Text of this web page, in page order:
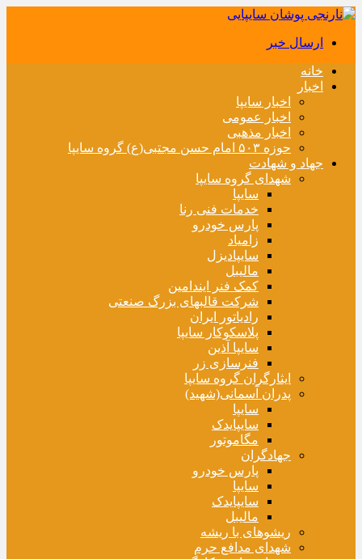
ارسال خبر
خانه
اخبار
اخبار سایپا
اخبار عمومی
اخبار مذهبی
حوزه ۵۰۳ امام حسن مجتبی(ع) گروه سایپا
جهاد و شهادت
شهدای گروه سایپا
سایپا
خدمات فنی رنا
پارس خودرو
زامیاد
سایپادیزل
مالیبل
کمک فنر ایندامین
شرکت قالبهای بزرگ صنعتی
رادیاتور ایران
پلاسکوکار سایپا
سایپا آذین
فنرسازی زر
ایثارگران گروه سایپا
پدران آسمانی(شهید)
سایپا
سایپایدک
مگاموتور
جهادگران
پارس خودرو
سایپا
سایپایدک
مالیبل
ریشوهای با ریشه
شهدای مدافع حرم